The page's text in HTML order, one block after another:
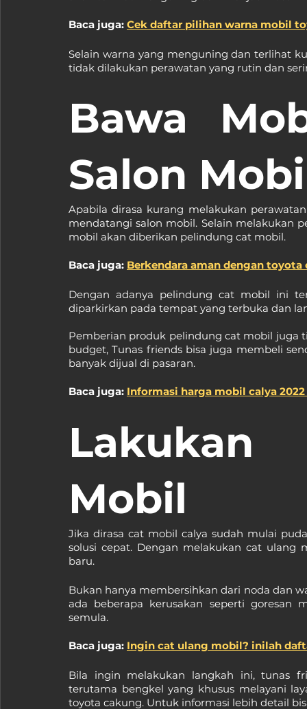
Baca juga: Cek daftar pilihan warna mobil
Selain warna yang menguning dan terlihat
tidak dilakukan perawatan yang rutin dan
Bawa
Salon
Apabila dirasa kurang melakukan
mendatangi salon mobil. Selain melakukan
mobil akan diberikan pelindung cat mobil.
Baca juga: Berkendara aman dengan toyota
Dengan adanya pelindung cat mobil ini
diparkirkan pada tempat yang terbuka dan
Pemberian produk pelindung cat mobil juga
budget, Tunas friends bisa juga membeli
banyak dijual di pasaran.
Baca juga: Informasi harga mobil calya
Mobil
Jika dirasa cat mobil calya sudah mulai
solusi cepat. Dengan melakukan cat
baru.
Bukan hanya membersihkan dari noda dan
ada beberapa kerusakan seperti goresan
semula.
Baca juga: Ingin cat ulang mobil? inilah
Bila ingin melakukan langkah ini, tunas
terutama bengkel yang khusus melayani
toyota cakung. Untuk informasi lebih detail